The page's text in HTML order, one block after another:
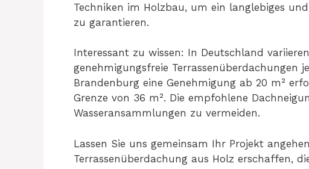
Techniken im Holzbau, um ein langlebiges
zu garantieren.
Interessant zu wissen: In Deutschland
genehmigungsfreie Terrassenüberdachungen
Brandenburg eine Genehmigung ab 20 m²
Grenze von 36 m². Die empfohlene
Wasseransammlungen zu vermeiden.
Lassen Sie uns gemeinsam Ihr Projekt
Terrassenüberdachung aus Holz erschaffen,